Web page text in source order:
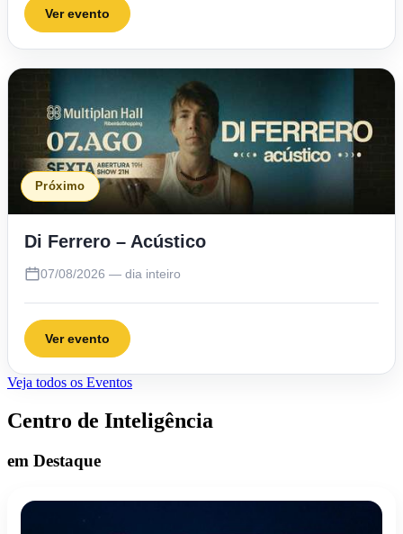
Ver evento
Próximo
Di Ferrero – Acústico
07/08/2026 — dia inteiro
Ver evento
Veja todos os Eventos
Centro de Inteligência
em Destaque